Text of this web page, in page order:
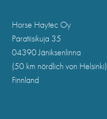
Horse Haytec Oy
Paratiisikuja 35
04390 Jäniksenlinna
(50 km nördlich von Helsinki)
Finnland